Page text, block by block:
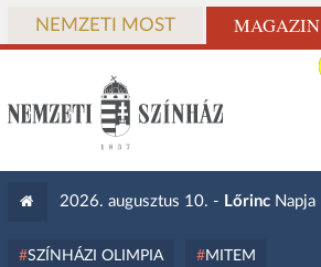
NEMZETI MOST MAGAZIN
2026. augusztus 10. - LőrincNapja
SZÍNHÁZI OLIMPIA MITEM